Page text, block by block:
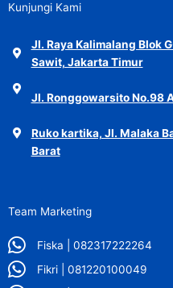
Kunjungi Kami
Jl. Raya Kalimalang Blok
Sawit, Jakarta Timur
Jl. Ronggowarsito No.98
Ruko kartika, Jl. Malaka
Barat
Team Marketing
Fiska | 082317222264
Fikri | 081220100049